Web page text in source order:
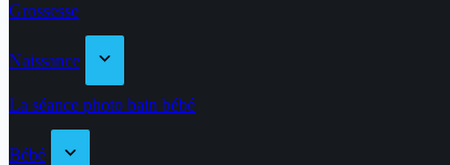
Grossesse
Naissance
La séance photo bain bébé
Bébé